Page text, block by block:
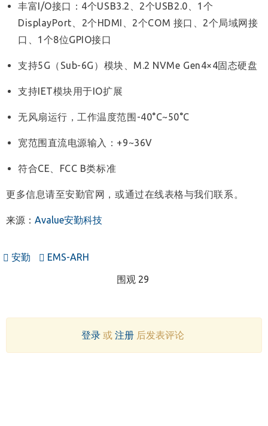
丰富I/O接口：4个USB3.2、2个USB2.0、1个
DisplayPort、2个HDMI、2个COM 接口、2个局域网接
口、1个8位GPIO接口
支持5G（Sub-6G）模块、M.2 NVMe Gen4×4固态硬盘
支持IET模块用于IO扩展
无风扇运行，工作温度范围-40°C~50°C
宽范围直流电源输入：+9~36V
符合CE、FCC B类标准
更多信息请至安勤官网，或通过在线表格与我们联系。
来源： Avalue安勤科技
安勤 EMS-ARH
围观 29
登录或 注册后发表评论